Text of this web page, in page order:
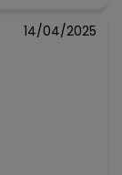
14/04/2025